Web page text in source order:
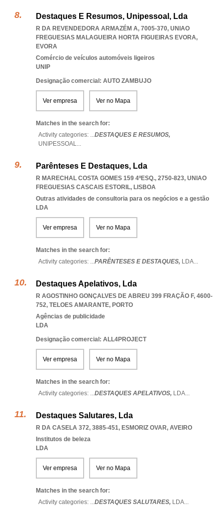
Destaques E Resumos, Unipessoal, Lda
R DA REVENDEDORA ARMAZÉM A, 7005-370, UNIAO
FREGUESIAS MALAGUEIRA HORTA FIGUEIRAS EVORA,
EVORA
Comércio de veículos automóveis ligeiros
UNIP
Designação comercial: AUTO ZAMBUJO
Ver empresa Ver no Mapa
Matches in the search for:
Activity categories: ...DESTAQUES E RESUMOS,
UNIPESSOAL...
Parênteses E Destaques, Lda
R MARECHAL COSTA GOMES 159 4ºESQ., 2750-823, UNIAO
FREGUESIAS CASCAIS ESTORIL, LISBOA
Outras atividades de consultoria para os negócios e a gestão
LDA
Ver empresa Ver no Mapa
Matches in the search for:
Activity categories: ...PARÊNTESES E DESTAQUES, LDA...
Destaques Apelativos, Lda
R AGOSTINHO GONÇALVES DE ABREU 399 FRAÇÃO F, 4600-
752, TELOES AMARANTE, PORTO
Agências de publicidade
LDA
Designação comercial: ALL4PROJECT
Ver empresa Ver no Mapa
Matches in the search for:
Activity categories: ...DESTAQUES APELATIVOS, LDA...
Destaques Salutares, Lda
R DA CASELA 372, 3885-451, ESMORIZ OVAR, AVEIRO
Institutos de beleza
LDA
Ver empresa Ver no Mapa
Matches in the search for:
Activity categories: ...DESTAQUES SALUTARES, LDA...